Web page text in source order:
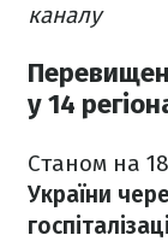
каналу
у 14
Станом на
України